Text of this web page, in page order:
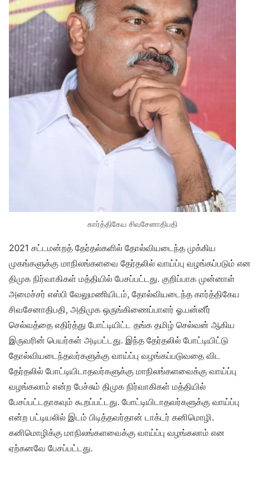
கார்த்திகேய சிவசேனாதிபதி
2021 சட்டமன்றத் தேர்தல்களில் தோல்வியடைந்த முக்கிய
முகங்களுக்கு மாநிலங்களவை தேர்தலில் வாய்ப்பு வழங்கப்படும் என
திமுக நிர்வாகிகள் மத்தியில் பேசப்பட்டது. குறிப்பாக முன்னாள்
அமைச்சர் எஸ்பி வேலுமணியிடம், தோல்வியடைந்த கார்த்திகேய
சிவசேனாதிபதி, அதிமுக ஒருங்கிணைப்பாளர் ஓ.பன்னீர்
செல்வத்தை எதிர்த்து போட்டியிட்ட தங்க தமிழ் செல்வன் ஆகிய
இருவரின் பெயர்கள் அடிபட்டது. இந்த தேர்தலில் போட்டியிட்டு
தோல்வியடைந்தவர்களுக்கு வாய்ப்பு வழங்கப்படுவதை விட
தேர்தலில் போட்டியிடாதவர்களுக்கு மாநிலங்களவைக்கு வாய்ப்பு
வழங்கலாம் என்ற பேச்சும் திமுக நிர்வாகிகள் மத்தியில்
பேசப்பட்டதாகவும் கூறப்பட்டது. போட்டியிடாதவர்களுக்கு வாய்ப்பு
என்ற பட்டியலில் இடம் பிடித்தவர்தான் டாக்டர் கனிமொழி.
கனிமொழிக்கு மாநிலங்களவைக்கு வாய்ப்பு வழங்கலாம் என
ஏற்கனவே பேசப்பட்டது.